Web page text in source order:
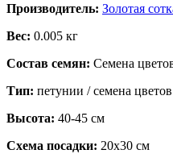
Производитель: Золотая
Вес: 0.005 кг
Состав семян: Семена
Тип: петунии / семена
Высота: 40-45 см
Схема посадки: 20х30 см